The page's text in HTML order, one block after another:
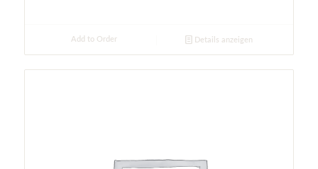
Add to Order Details anzeigen